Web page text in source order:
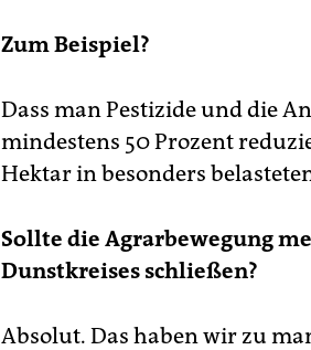
Zum Beispiel?
Dass man Pestizide und die
mindestens 50 Prozent
Hektar in besonders
Sollte die Agrarbewegung
Dunstkreises schließen?
Absolut. Das haben wir zu